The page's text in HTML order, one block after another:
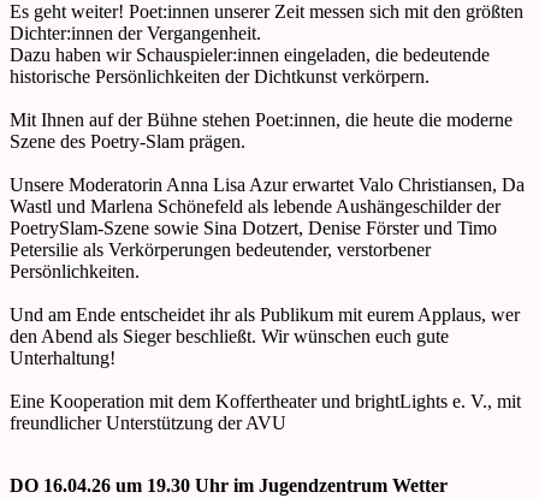
Es geht weiter! Poet:innen unserer Zeit messen sich mit den größten
Dichter:innen der Vergangenheit.
Dazu haben wir Schauspieler:innen eingeladen, die bedeutende
historische Persönlichkeiten der Dichtkunst verkörpern.
Mit Ihnen auf der Bühne stehen Poet:innen, die heute die moderne
Szene des Poetry-Slam prägen.
Unsere Moderatorin Anna Lisa Azur erwartet Valo Christiansen, Da
Wastl und Marlena Schönefeld als lebende Aushängeschilder der
PoetrySlam-Szene sowie Sina Dotzert, Denise Förster und Timo
Petersilie als Verkörperungen bedeutender, verstorbener
Persönlichkeiten.
Und am Ende entscheidet ihr als Publikum mit eurem Applaus, wer
den Abend als Sieger beschließt. Wir wünschen euch gute
Unterhaltung!
Eine Kooperation mit dem Koffertheater und brightLights e. V., mit
freundlicher Unterstützung der AVU
DO 16.04.26 um 19.30 Uhr im Jugendzentrum Wetter